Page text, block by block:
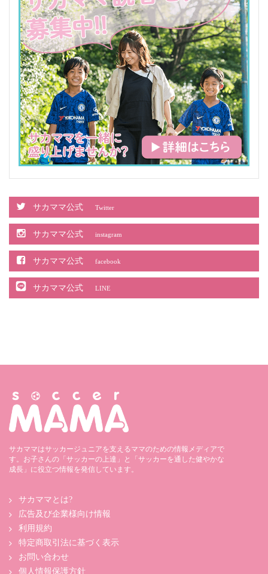
サカママ公式 Twitter
サカママ公式 instagram
サカママ公式 facebook
サカママ公式 LINE
サカママはサッカージュニアを支えるママのための情報メディアで
す。お子さんの「サッカーの上達」と「サッカーを通した健やかな
成長」に役立つ情報を発信しています。
サカママとは?
広告及び企業様向け情報
利用規約
特定商取引法に基づく表示
お問い合わせ
個人情報保護方針